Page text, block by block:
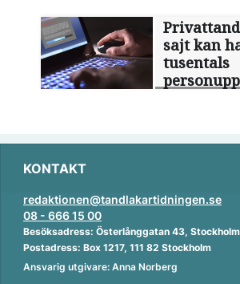
sajt kan
tusentals
KONTAKT
redaktionen@tandlakartidningen.se
08 - 666 15 00
Besöksadress: Österlånggatan 43, Stockholm
Postadress: Box 1217, 111 82 Stockholm
Ansvarig utgivare: Anna Norberg